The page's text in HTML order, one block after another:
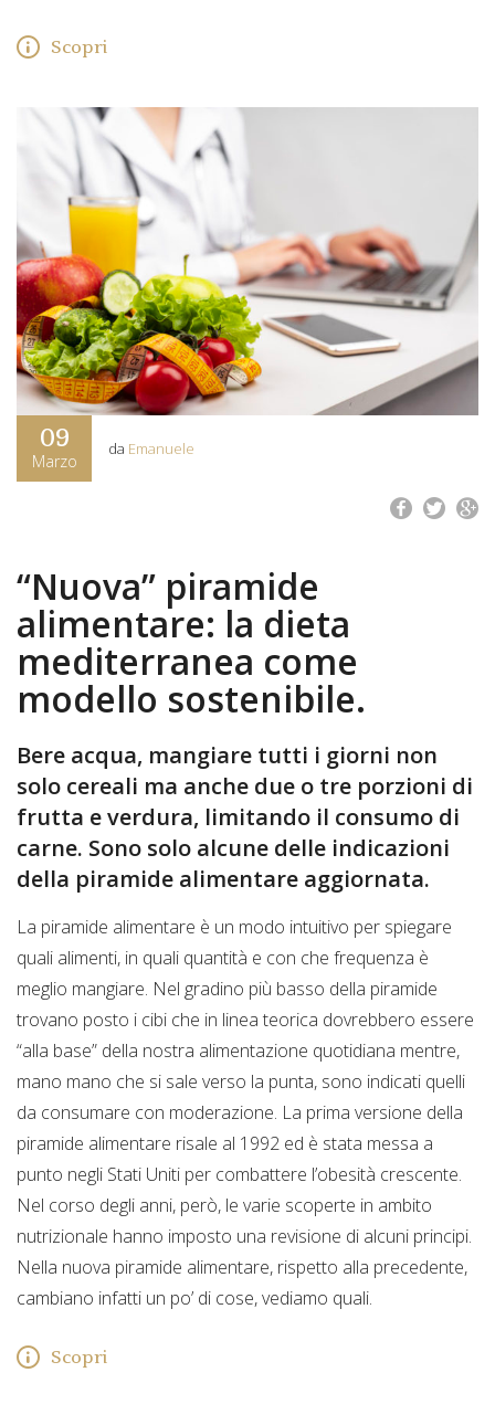
Scopri
09
Marzo
da Emanuele
“Nuova” piramide
alimentare: la dieta
mediterranea come
modello sostenibile.
Bere acqua, mangiare tutti i giorni non
solo cereali ma anche due o tre porzioni di
frutta e verdura, limitando il consumo di
carne. Sono solo alcune delle indicazioni
della piramide alimentare aggiornata.
La piramide alimentare è un modo intuitivo per spiegare
quali alimenti, in quali quantità e con che frequenza è
meglio mangiare. Nel gradino più basso della piramide
trovano posto i cibi che in linea teorica dovrebbero essere
“alla base” della nostra alimentazione quotidiana mentre,
mano mano che si sale verso la punta, sono indicati quelli
da consumare con moderazione. La prima versione della
piramide alimentare risale al 1992 ed è stata messa a
punto negli Stati Uniti per combattere l’obesità crescente.
Nel corso degli anni, però, le varie scoperte in ambito
nutrizionale hanno imposto una revisione di alcuni principi.
Nella nuova piramide alimentare, rispetto alla precedente,
cambiano infatti un po’ di cose, vediamo quali.
Scopri